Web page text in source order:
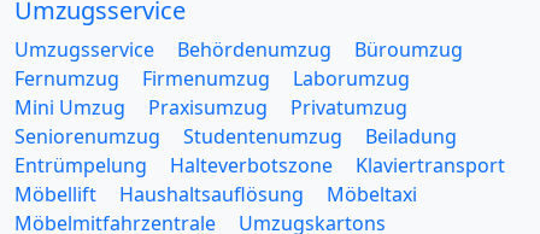
Umzugsservice
Umzugsservice Behördenumzug
Büroumzug
Fernumzug
Firmenumzug
Laborumzug
Mini Umzug
Praxisumzug
Privatumzug
Seniorenumzug
Studentenumzug
Beiladung
Entrümpelung
Halteverbotszone
Klaviertransport
Möbellift
Haushaltsauflösung
Möbeltaxi
Möbelmitfahrzentrale
Umzugskartons